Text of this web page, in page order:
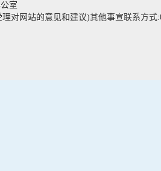
室
理对网站的意见和建议)其他事宣联系方式